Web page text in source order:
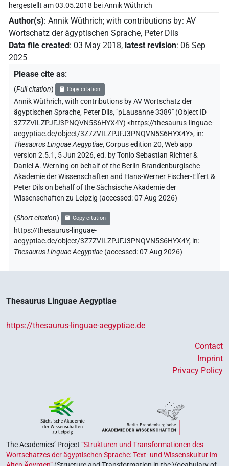
hergestellt am 03.05.2018 bei Annik Wüthrich
Author(s): Annik Wüthrich; with contributions by: AV
Wortschatz der ägyptischen Sprache, Peter Dils
Data file created: 03 May 2018, latest revision: 06 Sep
2025
Please cite as:
(Full citation) Copy citation
Annik Wüthrich,with contributions byAV Wortschatz der
ägyptischen Sprache, Peter Dils, "pLausanne 3389" (Object ID
3Z7ZVILZPJFJ3PNQVN5S6HYX4Y) <https://thesaurus-linguae-
aegyptiae.de/object/3Z7ZVILZPJFJ3PNQVN5S6HYX4Y>, in:
Thesaurus Linguae Aegyptiae,Corpus edition 20, Web app
version 2.5.1, 5 Jun 2026, ed. by Tonio Sebastian Richter &
Daniel A. Werning on behalf of the Berlin-Brandenburgische
Akademie der Wissenschaften and Hans-Werner Fischer-Elfert &
Peter Dils on behalf of the Sächsische Akademie der
Wissenschaften zu Leipzig (accessed:07 Aug 2026)
(Short citation) Copy citation
https://thesaurus-linguae-
aegyptiae.de/object/3Z7ZVILZPJFJ3PNQVN5S6HYX4Y, in:
Thesaurus Linguae Aegyptiae (accessed:07 Aug 2026)
Thesaurus Linguae Aegyptiae
https://thesaurus-linguae-aegyptiae.de
Contact
Imprint
Privacy Policy
The Academies’ Project “Strukturen und Transformationen des
Wortschatzes der ägyptischen Sprache: Text- und Wissenskultur im